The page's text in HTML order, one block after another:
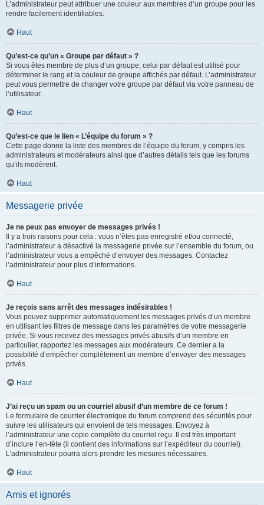
L’administrateur peut attribuer une couleur aux membres d’un groupe pour les
rendre facilement identifiables.
Haut
Qu’est-ce qu’un « Groupe par défaut » ?
Si vous êtes membre de plus d’un groupe, celui par défaut est utilisé pour
déterminer le rang et la couleur de groupe affichés par défaut. L’administrateur
peut vous permettre de changer votre groupe par défaut via votre panneau de
l’utilisateur.
Haut
Qu’est-ce que le lien « L’équipe du forum » ?
Cette page donne la liste des membres de l’équipe du forum, y compris les
administrateurs et modérateurs ainsi que d’autres détails tels que les forums
qu’ils modèrent.
Haut
Messagerie privée
Je ne peux pas envoyer de messages privés !
Il y a trois raisons pour cela : vous n’êtes pas enregistré et/ou connecté,
l’administrateur a désactivé la messagerie privée sur l’ensemble du forum, ou
l’administrateur vous a empêché d’envoyer des messages. Contactez
l’administrateur pour plus d’informations.
Haut
Je reçois sans arrêt des messages indésirables !
Vous pouvez supprimer automatiquement les messages privés d’un membre
en utilisant les filtres de message dans les paramètres de votre messagerie
privée. Si vous recevez des messages privés abusifs d’un membre en
particulier, rapportez les messages aux modérateurs. Ce dernier a la
possibilité d’empêcher complètement un membre d’envoyer des messages
privés.
Haut
J’ai reçu un spam ou un courriel abusif d’un membre de ce forum !
Le formulaire de courrier électronique du forum comprend des sécurités pour
suivre les utilisateurs qui envoient de tels messages. Envoyez à
l’administrateur une copie complète du courriel reçu. Il est très important
d’inclure l’en-tête (il contient des informations sur l’expéditeur du courriel).
L’administrateur pourra alors prendre les mesures nécessaires.
Haut
Amis et ignorés